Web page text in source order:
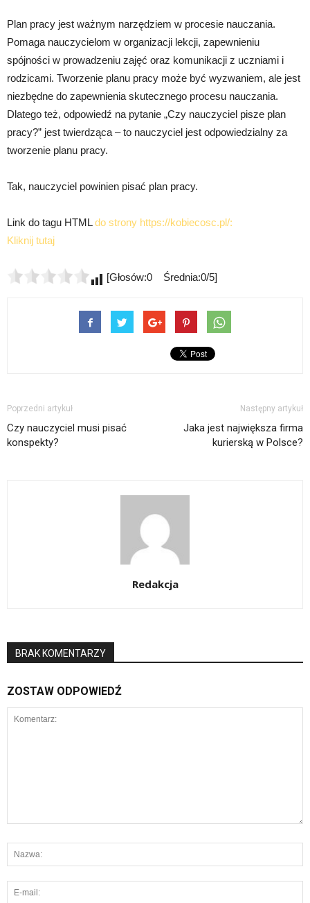
Plan pracy jest ważnym narzędziem w procesie nauczania.
Pomaga nauczycielom w organizacji lekcji, zapewnieniu
spójności w prowadzeniu zajęć oraz komunikacji z uczniami i
rodzicami. Tworzenie planu pracy może być wyzwaniem, ale jest
niezbędne do zapewnienia skutecznego procesu nauczania.
Dlatego też, odpowiedź na pytanie „Czy nauczyciel pisze plan
pracy?” jest twierdząca – to nauczyciel jest odpowiedzialny za
tworzenie planu pracy.
Tak, nauczyciel powinien pisać plan pracy.
Link do tagu HTMLdo strony https://kobiecosc.pl/:
Kliknij tutaj
[Głosów:0 Średnia:0/5]
Poprzedni artykuł
Czy nauczyciel musi pisać
konspekty?
Następny artykuł
Jaka jest największa firma
kurierską w Polsce?
Redakcja
BRAK KOMENTARZY
ZOSTAW ODPOWIEDŹ